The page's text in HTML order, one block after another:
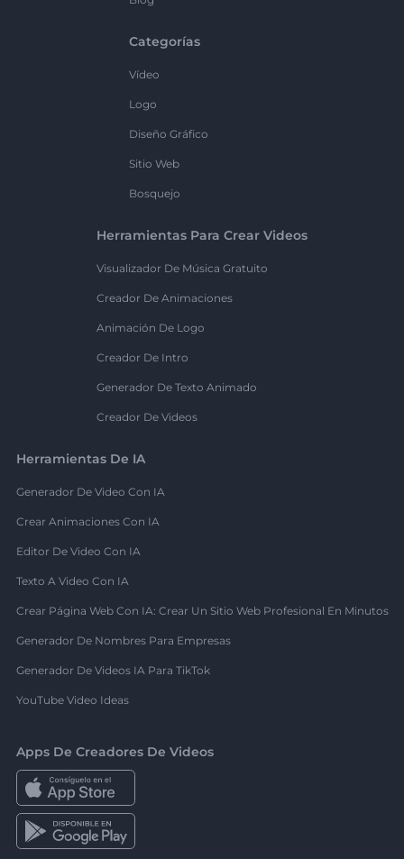
Categorías
Vídeo
Logo
Diseño Gráfico
Sitio Web
Bosquejo
Herramientas Para Crear Videos
Visualizador De Música Gratuito
Creador De Animaciones
Animación De Logo
Creador De Intro
Generador De Texto Animado
Creador De Videos
Herramientas De IA
Generador De Video Con IA
Crear Animaciones Con IA
Editor De Video Con IA
Texto A Video Con IA
Crear Página Web Con IA: Crear Un Sitio Web Profesional En Minutos
Generador De Nombres Para Empresas
Generador De Videos IA Para TikTok
YouTube Video Ideas
Apps De Creadores De Videos